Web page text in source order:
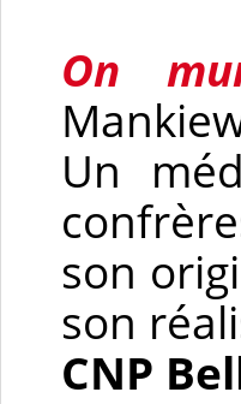
On
Un
son
son
CNP